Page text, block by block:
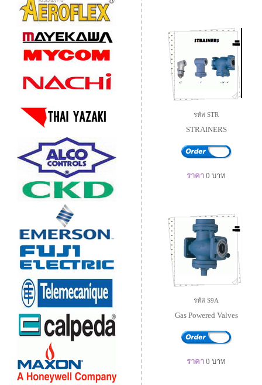
รหัส STR
STRAINERS
ราคา 0 บาท
รหัส S9A
Gas Powered Valves
ราคา 0 บาท